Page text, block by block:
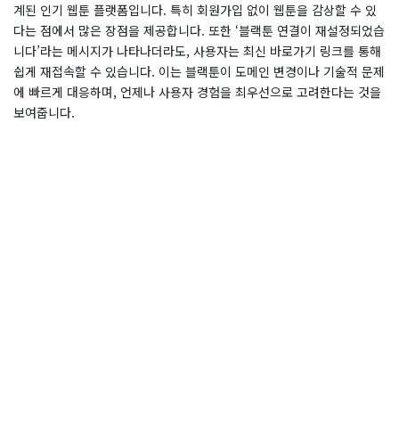
계된 인기 웹툰 플랫폼입니다. 특히 회원가입 없이 웹툰을 감상할 수 있
다는 점에서 많은 장점을 제공합니다. 또한 ‘블랙툰 연결이 재설정되었습
니다’라는 메시지가 나타나더라도, 사용자는 최신 바로가기 링크를 통해
쉽게 재접속할 수 있습니다. 이는 블랙툰이 도메인 변경이나 기술적 문제
에 빠르게 대응하며, 언제나 사용자 경험을 최우선으로 고려한다는 것을
보여줍니다.